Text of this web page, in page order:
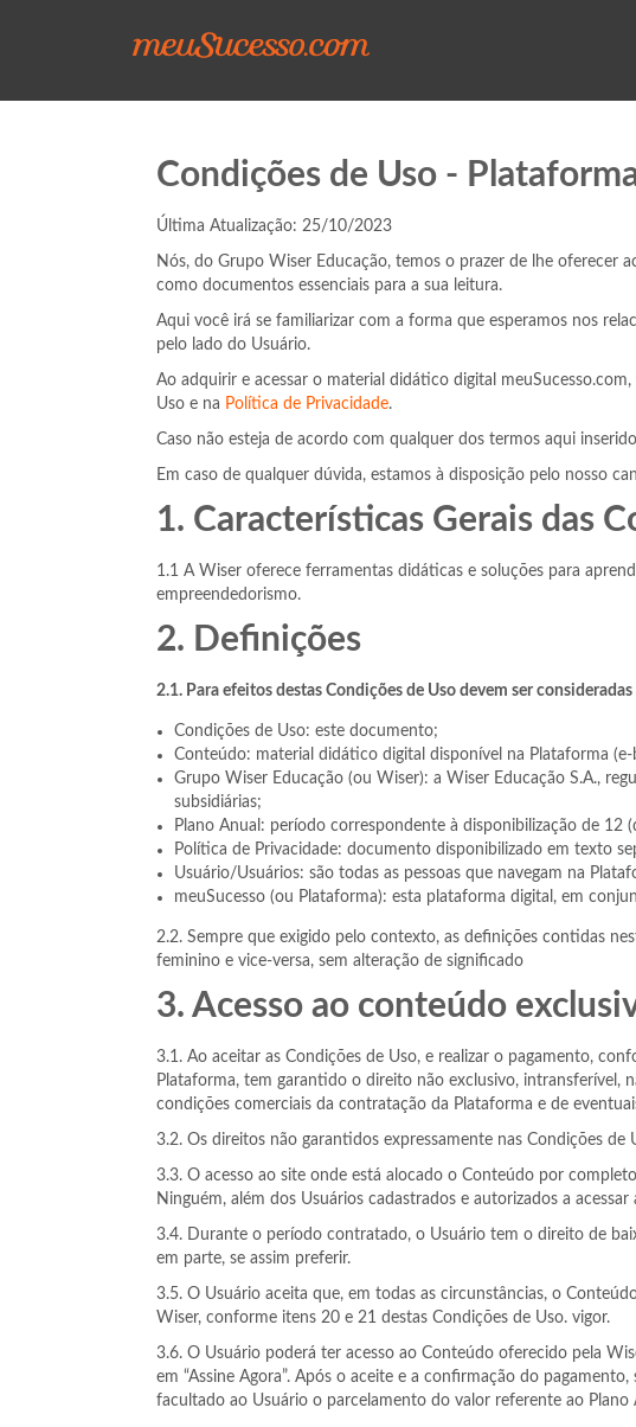
Condições de Uso -
Última Atualização: 25/10/2023
Nós, do Grupo Wiser Educação, temos o prazer de lhe oferecer
como documentos essenciais para a sua leitura.
Aqui você irá se familiarizar com a forma que esperamos nos
pelo lado do Usuário.
Ao adquirir e acessar o material didático digital
Uso e na Política de Privacidade.
Caso não esteja de acordo com qualquer dos termos aqui
Em caso de qualquer dúvida, estamos à disposição pelo nosso
1. Características Gerais das
1.1 A Wiser oferece ferramentas didáticas e soluções para
empreendedorismo.
2. Definições
2.1. Para efeitos destas Condições de Uso devem ser
Condições de Uso: este documento;
Conteúdo: material didático digital disponível na Plataforma
Grupo Wiser Educação (ou Wiser): a Wiser Educação S.A.,
subsidiárias;
Plano Anual: período correspondente à disponibilização de 12
Política de Privacidade: documento disponibilizado em texto
Usuário/Usuários: são todas as pessoas que navegam na
meuSucesso (ou Plataforma): esta plataforma digital, em
2.2. Sempre que exigido pelo contexto, as definições contidas
feminino e vice-versa, sem alteração de significado
3. Acesso ao conteúdo
3.1. Ao aceitar as Condições de Uso, e realizar o pagamento,
Plataforma, tem garantido o direito não exclusivo, intransferível,
condições comerciais da contratação da Plataforma e de
3.2. Os direitos não garantidos expressamente nas Condições de
3.3. O acesso ao site onde está alocado o Conteúdo por
Ninguém, além dos Usuários cadastrados e autorizados a
3.4. Durante o período contratado, o Usuário tem o direito de
em parte, se assim preferir.
3.5. O Usuário aceita que, em todas as circunstâncias, o
Wiser, conforme itens 20 e 21 destas Condições de Uso. vigor.
3.6. O Usuário poderá ter acesso ao Conteúdo oferecido pela
em “Assine Agora”. Após o aceite e a confirmação do
facultado ao Usuário o parcelamento do valor referente ao